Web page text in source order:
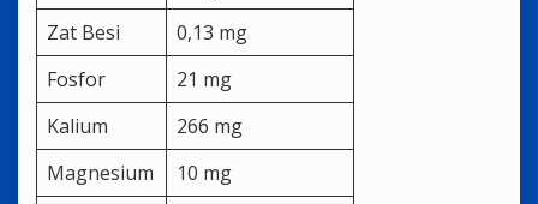
Zat Besi
0,13 mg
Fosfor
21 mg
Kalium
266 mg
Magnesium
10 mg